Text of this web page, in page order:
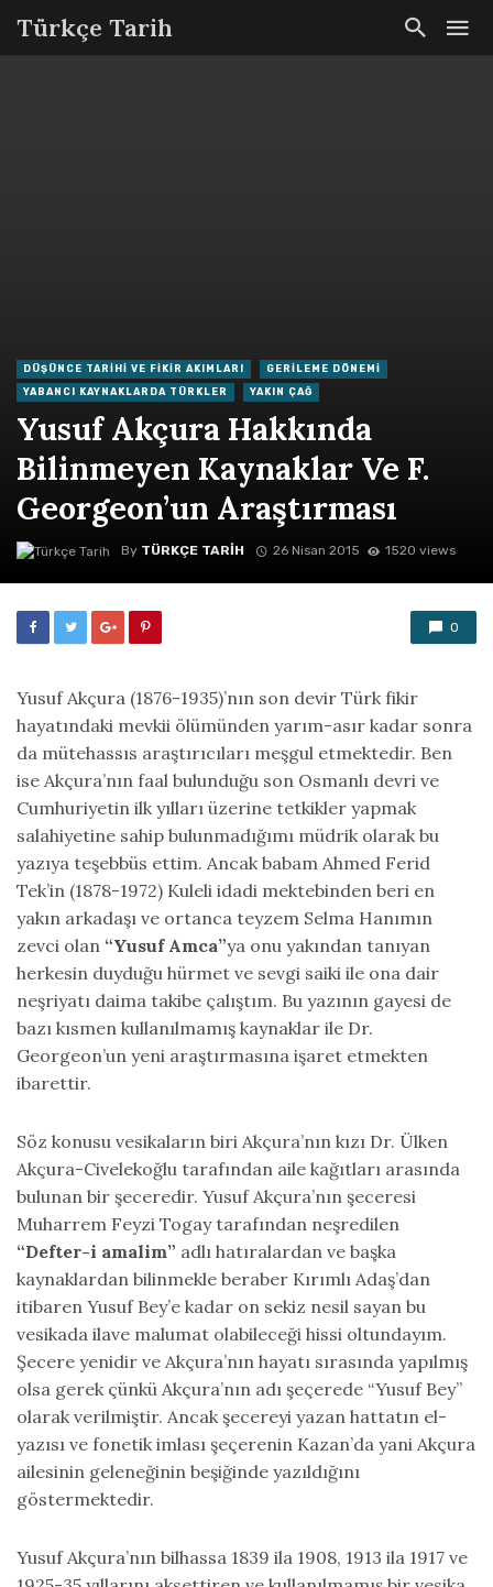
Türkçe Tarih
DÜŞÜNCE TARIHI VE FIKIR AKIMLARI GERILEME DÖNEMI
YABANCI KAYNAKLARDA TÜRKLER YAKIN ÇAĞ
Yusuf Akçura Hakkında
Bilinmeyen Kaynaklar Ve F.
Georgeon’un Araştırması
By TÜRKÇE TARIH 26 Nisan 2015 1520 views
0
Yusuf Akçura (1876-1935)’nın son devir Türk fikir
hayatındaki mevkii ölümünden yarım-asır kadar sonra
da mütehassıs araştırıcıları meşgul etmektedir. Ben
ise Akçura’nın faal bulunduğu son Osmanlı devri ve
Cumhuriyetin ilk yılları üzerine tetkikler yapmak
salahiyetine sahip bulunmadığımı müdrik olarak bu
yazıya teşebbüs ettim. Ancak babam Ahmed Ferid
Tek’in (1878-1972) Kuleli idadi mektebinden beri en
yakın arkadaşı ve ortanca teyzem Selma Hanımın
zevci olan “Yusuf Amca”ya onu yakından tanıyan
herkesin duyduğu hürmet ve sevgi saiki ile ona dair
neşriyatı daima takibe çalıştım. Bu yazının gayesi de
bazı kısmen kullanılmamış kaynaklar ile Dr.
Georgeon’un yeni araştırmasına işaret etmekten
ibarettir.
Söz konusu vesikaların biri Akçura’nın kızı Dr. Ülken
Akçura-Civelekoğlu tarafından aile kağıtları arasında
bulunan bir şeceredir. Yusuf Akçura’nın şeceresi
Muharrem Feyzi Togay tarafından neşredilen
“Defter-i amalim” adlı hatıralardan ve başka
kaynaklardan bilinmekle beraber Kırımlı Adaş’dan
itibaren Yusuf Bey’e kadar on sekiz nesil sayan bu
vesikada ilave malumat olabileceği hissi oltundayım.
Şecere yenidir ve Akçura’nın hayatı sırasında yapılmış
olsa gerek çünkü Akçura’nın adı şeçerede “Yusuf Bey”
olarak verilmiştir. Ancak şecereyi yazan hattatın el-
yazısı ve fonetik imlası şeçerenin Kazan’da yani Akçura
ailesinin geleneğinin beşiğinde yazıldığını
göstermektedir.
Yusuf Akçura’nın bilhassa 1839 ila 1908, 1913 ila 1917 ve